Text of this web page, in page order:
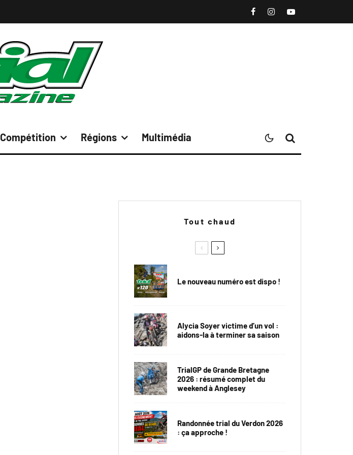
Compétition Régions Multimédia
Tout chaud
Le nouveau numéro est dispo !
Alycia Soyer victime d’un vol :
aidons-la à terminer sa saison
TrialGP de Grande Bretagne
2026 : résumé complet du
weekend à Anglesey
Randonnée trial du Verdon 2026
: ça approche !